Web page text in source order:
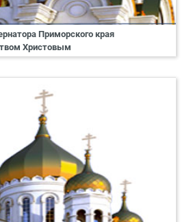
Приморского края
Христовым